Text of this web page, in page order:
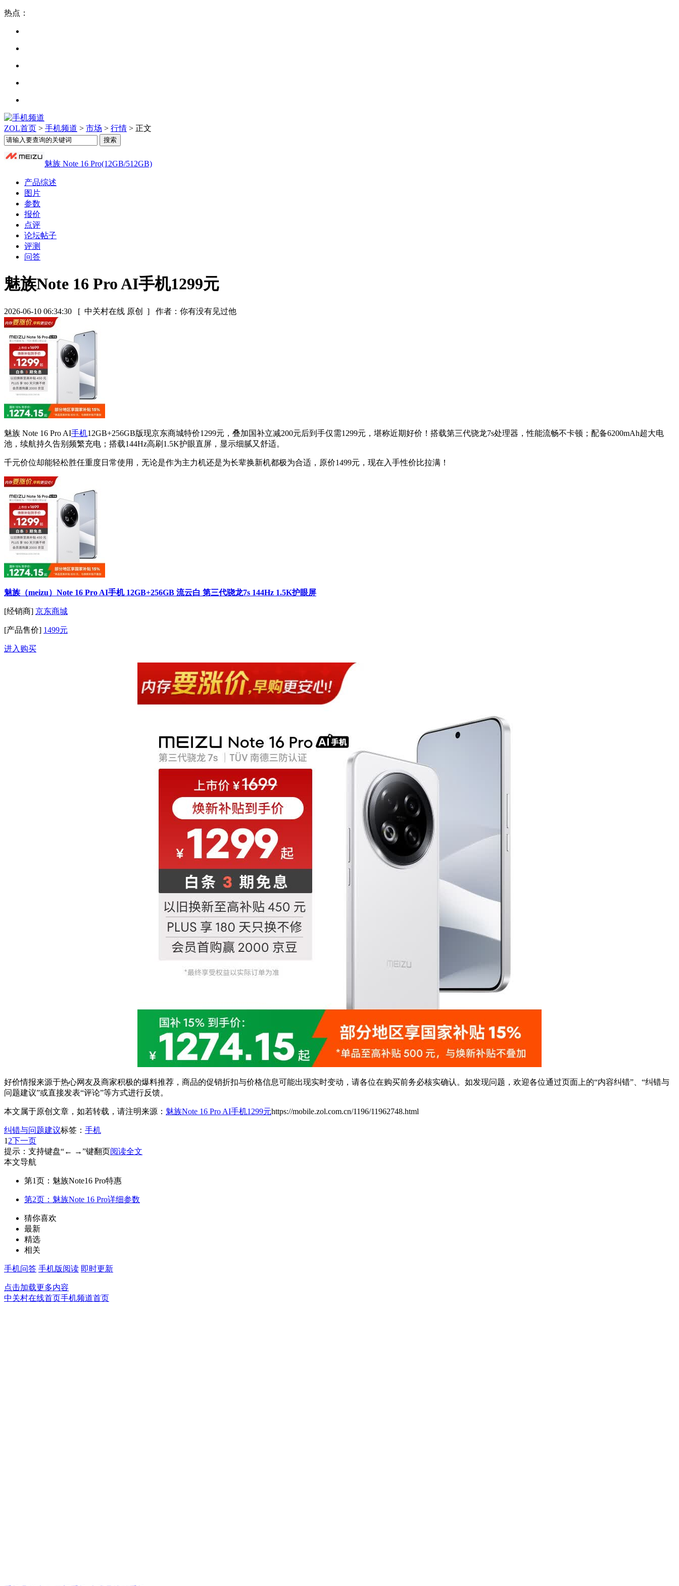
热点：
ZOL首页 > 手机频道 > 市场 > 行情 > 正文
魅族 Note 16 Pro(12GB/512GB)
产品综述
图片
参数
报价
点评
论坛帖子
评测
问答
魅族Note 16 Pro AI手机1299元
2026-06-10 06:34:30 [ 中关村在线 原创 ] 作者：你有没有见过他
魅族 Note 16 Pro AI手机12GB+256GB版现京东商城特价1299元，叠加国补立减200元后到手仅需1299元，堪称近期好价！搭载第三代骁龙7s处理器，性能流畅不卡顿；配备6200mAh超大电
池，续航持久告别频繁充电；搭载144Hz高刷1.5K护眼直屏，显示细腻又舒适。
千元价位却能轻松胜任重度日常使用，无论是作为主力机还是为长辈换新机都极为合适，原价1499元，现在入手性价比拉满！
魅族（meizu）Note 16 Pro AI手机 12GB+256GB 流云白 第三代骁龙7s 144Hz 1.5K护眼屏
[经销商] 京东商城
[产品售价] 1499元
进入购买
好价情报来源于热心网友及商家积极的爆料推荐，商品的促销折扣与价格信息可能出现实时变动，请各位在购买前务必核实确认。如发现问题，欢迎各位通过页面上的“内容纠错”、“纠错与
问题建议”或直接发表“评论”等方式进行反馈。
本文属于原创文章，如若转载，请注明来源： 魅族Note 16 Pro AI手机1299元https://mobile.zol.com.cn/1196/11962748.html
纠错与问题建议标签： 手机
1 2下一页
提示：支持键盘“← →”键翻页阅读全文
本文导航
第1页：魅族Note16 Pro特惠
第2页：魅族Note 16 Pro详细参数
猜你喜欢
最新
精选
相关
手机问答 手机版阅读 即时更新
点击加载更多内容
中关村在线首页手机频道首页